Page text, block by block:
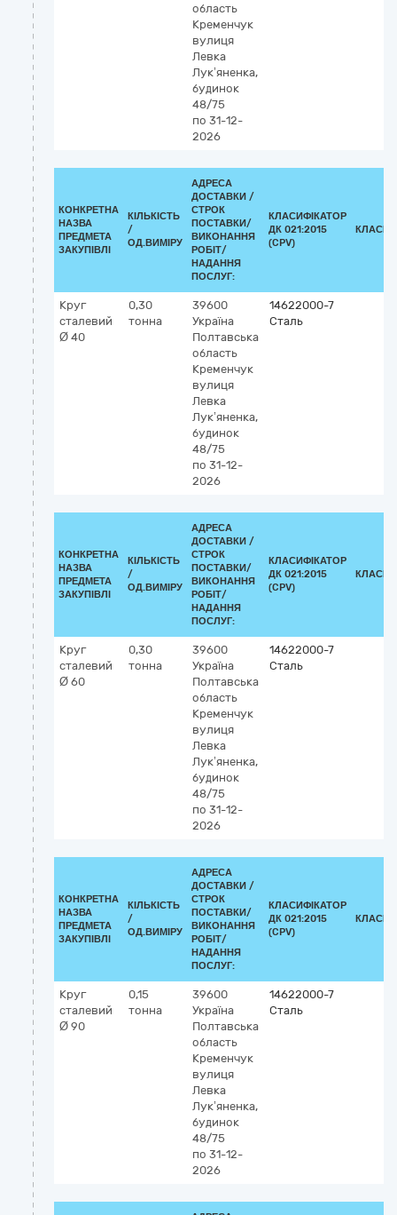
область
Кременчук
вулиця
Левка
Лук’яненка,
будинок
48/75
по 31-12-
2026
КОНКРЕТНА
НАЗВА
ПРЕДМЕТА
ЗАКУПІВЛІ
КІЛЬКІСТЬ
/
ОД.ВИМІРУ
АДРЕСА
ДОСТАВКИ /
СТРОК
ПОСТАВКИ/
ВИКОНАННЯ
РОБІТ/
НАДАННЯ
ПОСЛУГ:
КЛАСИФІКАТОР
ДК 021:2015
(CPV)
Круг
сталевий
Ø 40
0,30
тонна
39600
Україна
Полтавська
область
Кременчук
вулиця
Левка
Лук’яненка,
будинок
48/75
по 31-12-
2026
14622000-7
Сталь
КОНКРЕТНА
НАЗВА
ПРЕДМЕТА
ЗАКУПІВЛІ
КІЛЬКІСТЬ
/
ОД.ВИМІРУ
АДРЕСА
ДОСТАВКИ /
СТРОК
ПОСТАВКИ/
ВИКОНАННЯ
РОБІТ/
НАДАННЯ
ПОСЛУГ:
КЛАСИФІКАТОР
ДК 021:2015
(CPV)
Круг
сталевий
Ø 60
0,30
тонна
39600
Україна
Полтавська
область
Кременчук
вулиця
Левка
Лук’яненка,
будинок
48/75
по 31-12-
2026
14622000-7
Сталь
КОНКРЕТНА
НАЗВА
ПРЕДМЕТА
ЗАКУПІВЛІ
КІЛЬКІСТЬ
/
ОД.ВИМІРУ
АДРЕСА
ДОСТАВКИ /
СТРОК
ПОСТАВКИ/
ВИКОНАННЯ
РОБІТ/
НАДАННЯ
ПОСЛУГ:
КЛАСИФІКАТОР
ДК 021:2015
(CPV)
Круг
сталевий
Ø 90
0,15
тонна
39600
Україна
Полтавська
область
Кременчук
вулиця
Левка
Лук’яненка,
будинок
48/75
по 31-12-
2026
14622000-7
Сталь